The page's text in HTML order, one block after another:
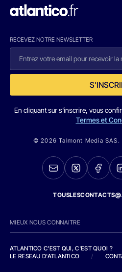
RECEVEZ NOTRE NEWSLETTER
En cliquant sur s'inscrire, vous
Termes et
© 2026 Talmont Media
MIEUX NOUS CONNAITRE
ATLANTICO C'EST QUI, C'EST QUOI ?
LE RESEAU D'ATLANTICO
/